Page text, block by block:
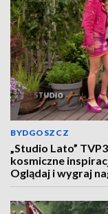
BYDGOSZCZ
„Studio Lato”
kosmiczne
Oglądaj i wygraj